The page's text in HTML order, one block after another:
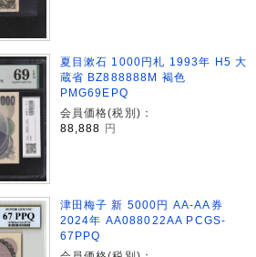
夏目漱石 1000円札 1993年 H5 大
蔵省 BZ888888M 褐色
PMG69EPQ
会員価格(税別)：
88,888 円
津田梅子 新 5000円 AA-AA券
2024年 AA088022AA PCGS-
67PPQ